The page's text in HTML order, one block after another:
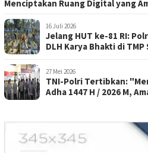
Menciptakan Ruang Digital yang
16 Juli 2026
Jelang HUT ke-81 RI:
DLH Karya Bhakti di
27 Mei 2026
TNI-Polri Tertibkan:
Adha 1447 H / 2026 M,